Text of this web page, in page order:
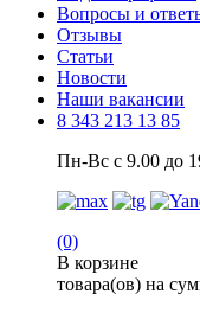
Вопросы и
Отзывы
Статьи
Новости
Наши вакансии
8 343 213 13 85
Пн-Вс с 9.00 до
(0)
В корзине
товара(ов) на